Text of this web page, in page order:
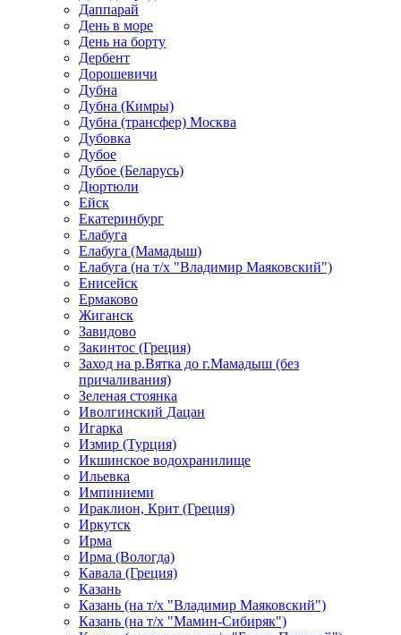
Даппарай
День в море
День на борту
Дербент
Дорошевичи
Дубна
Дубна (Кимры)
Дубна (трансфер) Москва
Дубовка
Дубое
Дубое (Беларусь)
Дюртюли
Ейск
Екатеринбург
Елабуга
Елабуга (Мамадыш)
Елабуга (на т/х "Владимир Маяковский")
Енисейск
Ермаково
Жиганск
Завидово
Закинтос (Греция)
Заход на р.Вятка до г.Мамадыш (без
причаливания)
Зеленая стоянка
Иволгинский Дацан
Игарка
Измир (Турция)
Икшинское водохранилище
Ильевка
Импиниеми
Ираклион, Крит (Греция)
Иркутск
Ирма
Ирма (Вологда)
Кавала (Греция)
Казань
Казань (на т/х "Владимир Маяковский")
Казань (на т/х "Мамин-Сибиряк")